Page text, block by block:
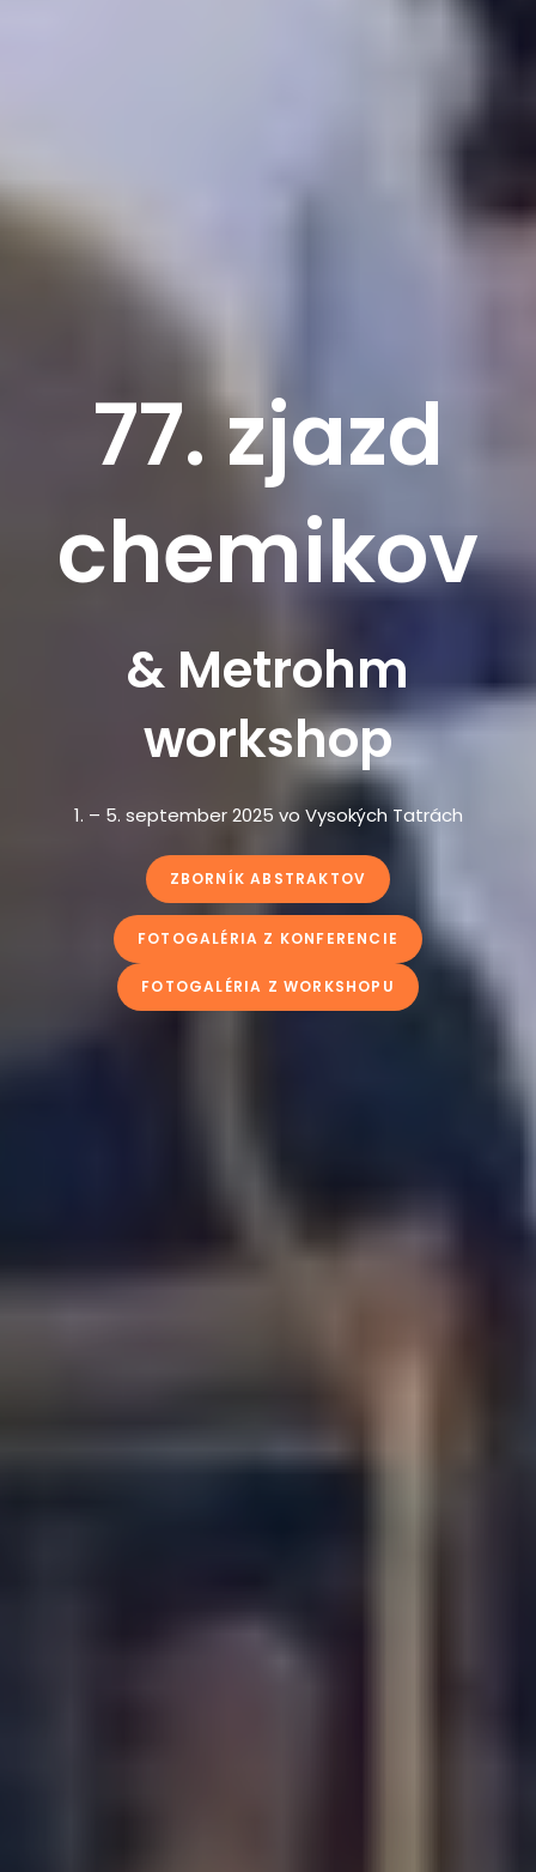
77. zjazd
chemikov
& Metrohm
workshop
1. – 5. september 2025 vo Vysokých Tatrách
ZBORNÍK ABSTRAKTOV
FOTOGALÉRIA Z KONFERENCIE
FOTOGALÉRIA Z WORKSHOPU